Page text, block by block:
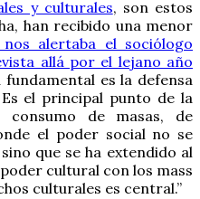
y culturales, son estos
han recibido una menor
alertaba el sociólogo
allá por el lejano año
fundamental es la defensa
el principal punto de la
de masas, de
el poder social no se
que se ha extendido al
cultural con los mass
culturales es central.”